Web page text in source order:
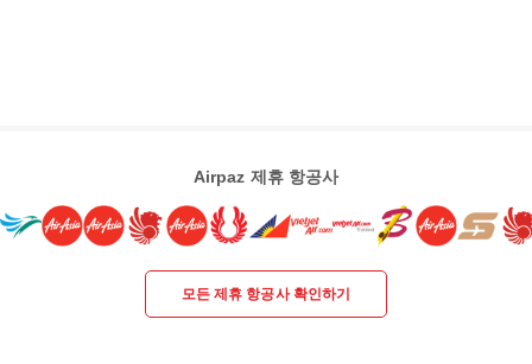
Airpaz 제휴 항공사
모든 제휴 항공사 확인하기